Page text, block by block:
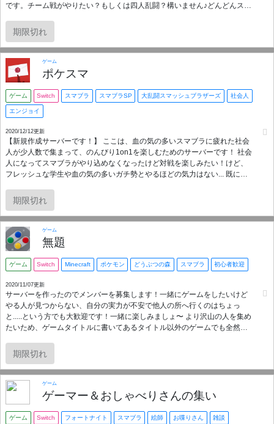
です。チーム戦がやりたい？もしくは四人乱闘？構いません♪どんどんスマ
用意しています！自分に合わない場合は抜けていいので一度のぞいてみて
期限切れ
ゲーム
ポケスマ
ゲーム Switch スマブラ スマブラSP 大乱闘スマッシュブラザーズ 社会人
エンジョイ
2020/12/12更新
【新規作成サーバーです！】 ここは、血の気の多いスマブラに疲れた社会
人が少人数で集まって、のんびり1on1を楽しむためのサーバーです！ 社会
人になってスマブラがやり込めなくなったけど対戦を楽しみたい！けど、
フレッシュな学生や血の気の多いガチ勢とやるほどの気力はない... 既に形
まって、節度ある大人のマナーでスマブラを楽しみませんか？ 興味のある
方は是非参加してみてください！ 募集は5〜6名程度で打ち切る予定の少人
数サーバーです。 現在4名、よろしければ仲良くしてください！ 募集要項
・社会人 ・ある程度、活動的な人 ・敬語、尊重等の当たり前の大人のマナ
ーがある人 ・時間を守れる人 ・回線速度下り30Mb以上で安定している方
・VIP安定程度の実力 (戦闘力800〜840万程度を目安) ※一方的な試合を避
けるために設定しています 禁止事項 ・煽り行為、発言 ・特定のキャラや技
に対する過度な嫌味 ・過度な自キャラネガ発言 ・負けて不機嫌になる ・勝
って天狗になる、マウントを取る ・他、対戦相手を不快にさせる発言及び
行為 そんなこと言われなくてもわかってるわ！と思ったそこのあなた、ぜ
ひ参加してください！ 興味のある方は気軽にこちらまで一度ご連絡下さい
Twitter: @pkred5563
期限切れ
ゲーム
無題
ゲーム Switch Minecraft ポケモン どうぶつの森 スマブラ 初心者歓迎
2020/11/07更新
サーバーを作ったのでメンバーを募集します！一緒にゲームをしたいけど
やる人が見つからない、自分の実力が不安で他人の所へ行くのはちょっ
と.....という方でも大歓迎です！一緒に楽しみましょ〜 より沢山の人を集め
たいため、ゲームタイトルに書いてあるタイトル以外のゲームでも全然オ
期限切れ
ゲーム
ゲーマー＆おしゃべりさんの集い
ゲーム Switch フォートナイト スマブラ 絵師 お喋りさん 雑談